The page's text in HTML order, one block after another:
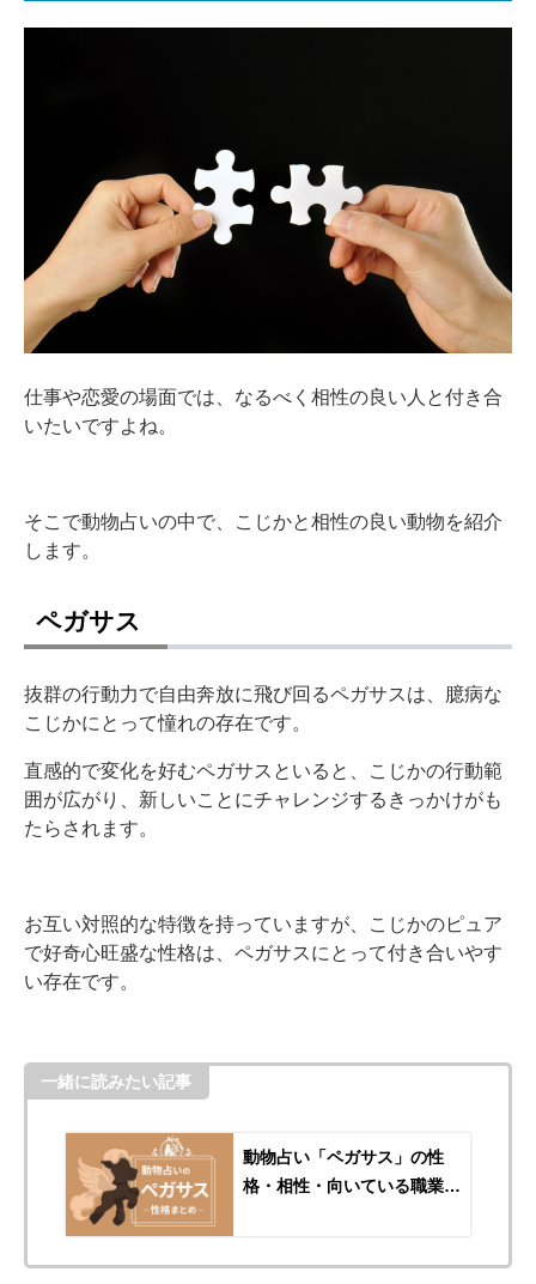
仕事や恋愛の場面では、なるべく相性の良い人と付き合
いたいですよね。
そこで動物占いの中で、こじかと相性の良い動物を紹介
します。
ペガサス
抜群の行動力で自由奔放に飛び回るペガサスは、臆病な
こじかにとって憧れの存在です。
直感的で変化を好むペガサスといると、こじかの行動範
囲が広がり、新しいことにチャレンジするきっかけがも
たらされます。
お互い対照的な特徴を持っていますが、こじかのピュア
で好奇心旺盛な性格は、ペガサスにとって付き合いやす
い存在です。
一緒に読みたい記事
動物占い「ペガサス」の性
格・相性・向いている職業を